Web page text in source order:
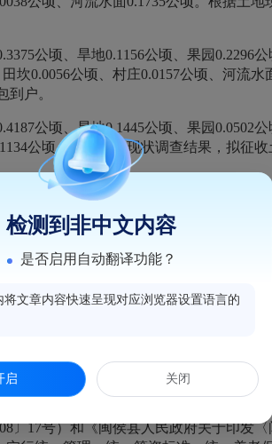
公顷、旱地0.1156公顷、果园0.2296
坎0.0056公顷、村庄0.0157公顷、河流
到户。
公顷、旱地0.1445公顷、果园0.0502
公顷。根据土地现状调查结果，拟征
标准的通知》（闽自然资发〔2023〕
〔2023〕5号）、《闽侯县人民政府关
。青苗及地上附着物补偿标准按侯政文〔
涉及房屋征收。
方式进行安置。根据《福建省征地补偿
〕17号）和《闽侯县人民政府关于印发
检测到非中文内容
是否启用自动翻译功能？
将文章内容快速呈现对应浏览器设置语言的
启 关闭